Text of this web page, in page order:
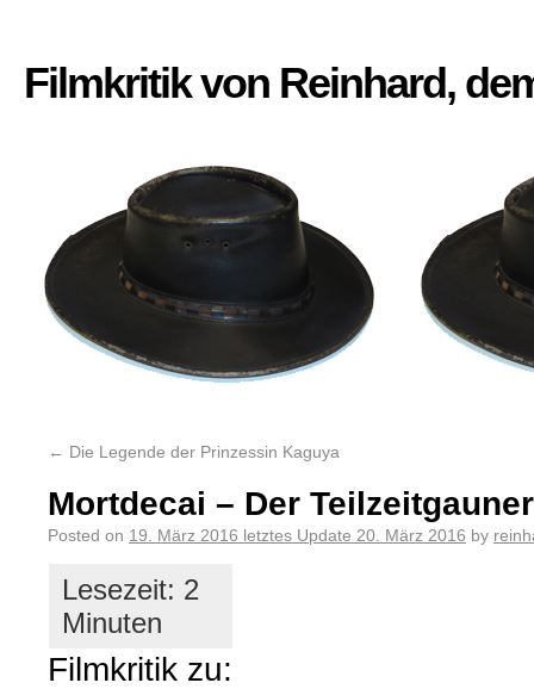
Filmkritik von Reinhard,
← Die Legende der Prinzessin Kaguya
Mortdecai – Der Teilzeitgauner
Posted on 19. März 2016 letztes Update 20. März 2016 by
Filmkritik zu: